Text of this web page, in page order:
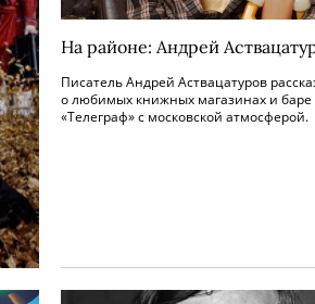
На районе: Андрей
Писатель Андрей Аствацатуров
о любимых книжных магазинах и баре
«Телеграф» с московской атмосферой.